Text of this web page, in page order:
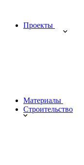
Проекты
Материалы
Строительство